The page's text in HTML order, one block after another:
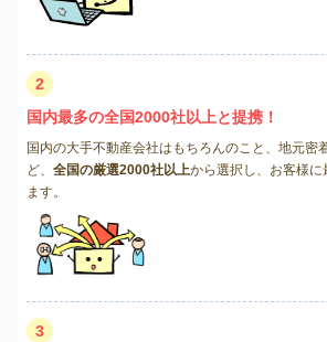
2
国内最多の全国2000社以上と提携！
国内の大手不動産会社はもちろんのこと、地元密
ど、 全国の厳選2000社以上から選択し、お客様に
ます。
3